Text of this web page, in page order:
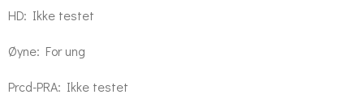
HD: Ikke testet
Øyne: For ung
Prcd-PRA: Ikke testet